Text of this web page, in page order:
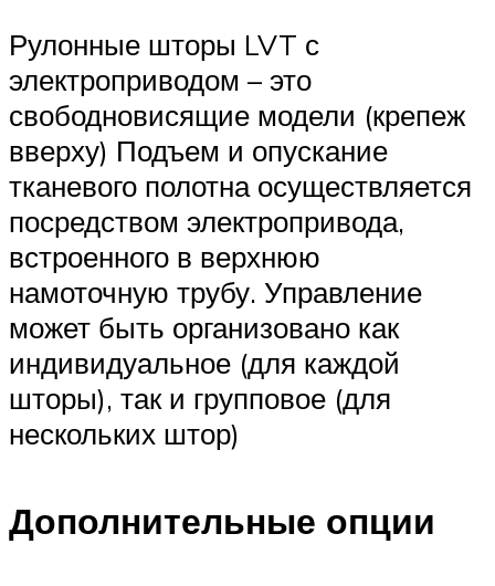
Рулонные шторы LVT с
электроприводом – это
свободновисящие модели (крепеж
вверху) Подъем и опускание
тканевого полотна осуществляется
посредством электропривода,
встроенного в верхнюю
намоточную трубу. Управление
может быть организовано как
индивидуальное (для каждой
шторы), так и групповое (для
нескольких штор)
Дополнительные опции